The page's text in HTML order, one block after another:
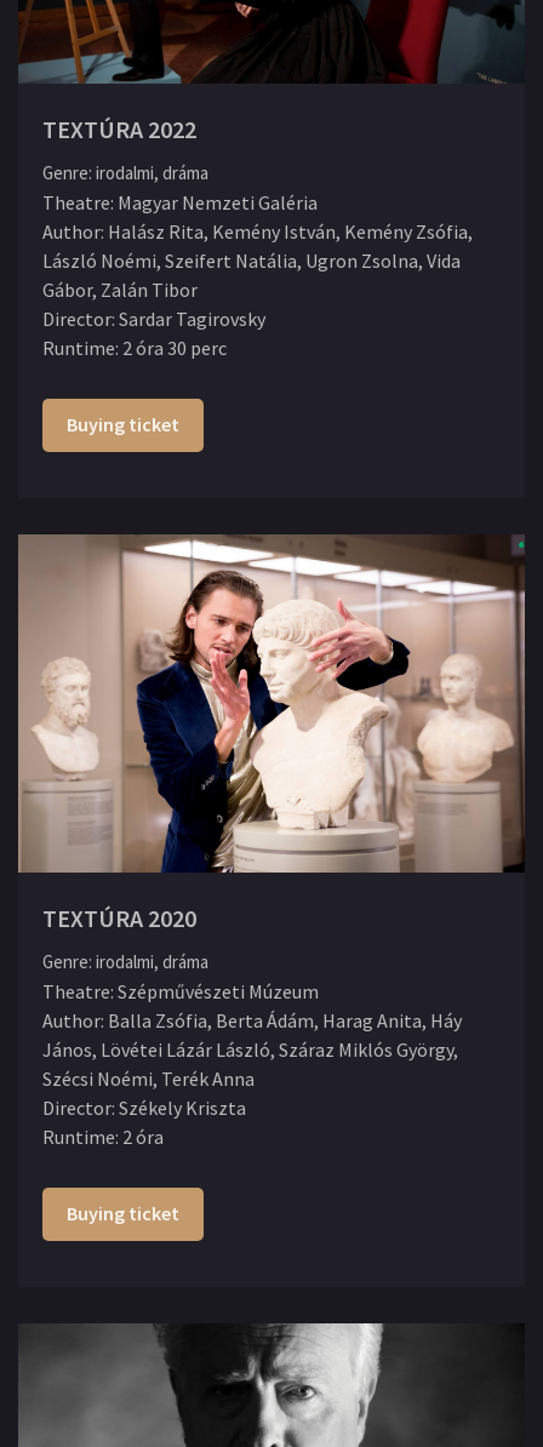
TEXTÚRA 2022
Genre: irodalmi, dráma
Theatre: Magyar Nemzeti Galéria
Author: Halász Rita, Kemény István, Kemény Zsófia,
László Noémi, Szeifert Natália, Ugron Zsolna, Vida
Gábor, Zalán Tibor
Director: Sardar Tagirovsky
Runtime: 2 óra 30 perc
Buying ticket
TEXTÚRA 2020
Genre: irodalmi, dráma
Theatre: Szépművészeti Múzeum
Author: Balla Zsófia, Berta Ádám, Harag Anita, Háy
János, Lövétei Lázár László, Száraz Miklós György,
Szécsi Noémi, Terék Anna
Director: Székely Kriszta
Runtime: 2 óra
Buying ticket